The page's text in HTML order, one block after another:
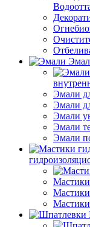
Эмали
Эмали
Эмали
Эмали
Эмали